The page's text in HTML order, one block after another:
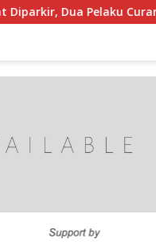
Pelaku Curanmor di